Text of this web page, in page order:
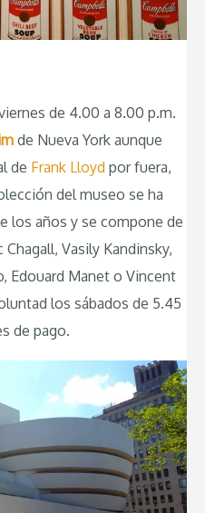
de 4.00 a 8.00 p.m.
de Nueva York aunque
de Frank Lloyd por fuera,
del museo se ha
los años y se compone de
Vasily Kandinsky,
Edouard Manet o Vincent
los sábados de 5.45
de pago.